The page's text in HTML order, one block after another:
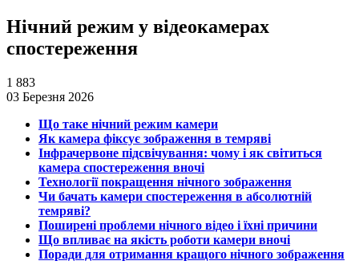
Нічний режим у відеокамерах
спостереження
1 883
03 Березня 2026
Що таке нічний режим камери
Як камера фіксує зображення в темряві
Інфрачервоне підсвічування: чому і як світиться
камера спостереження вночі
Технології покращення нічного зображення
Чи бачать камери спостереження в абсолютній
темряві?
Поширені проблеми нічного відео і їхні причини
Що впливає на якість роботи камери вночі
Поради для отримання кращого нічного зображення